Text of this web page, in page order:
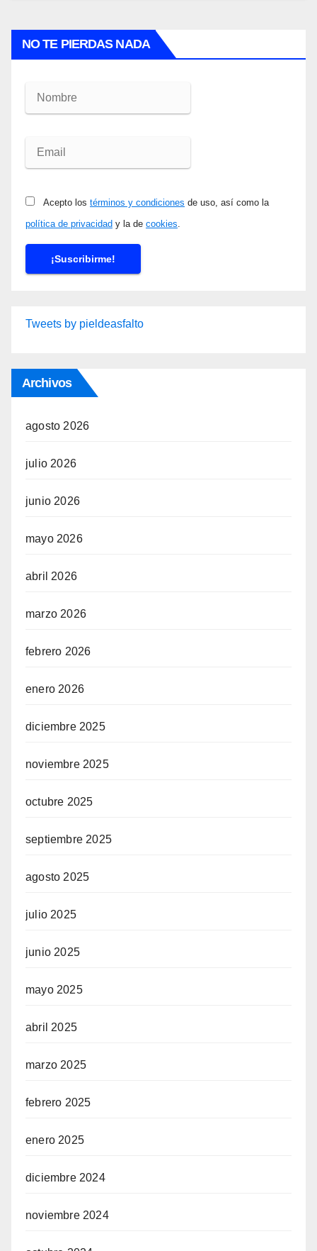
NO TE PIERDAS NADA
Acepto los términos y condiciones de uso, así como la
política de privacidad y la de cookies
Tweets by pieldeasfalto
Archivos
agosto 2026
julio 2026
junio 2026
mayo 2026
abril 2026
marzo 2026
febrero 2026
enero 2026
diciembre 2025
noviembre 2025
octubre 2025
septiembre 2025
agosto 2025
julio 2025
junio 2025
mayo 2025
abril 2025
marzo 2025
febrero 2025
enero 2025
diciembre 2024
noviembre 2024